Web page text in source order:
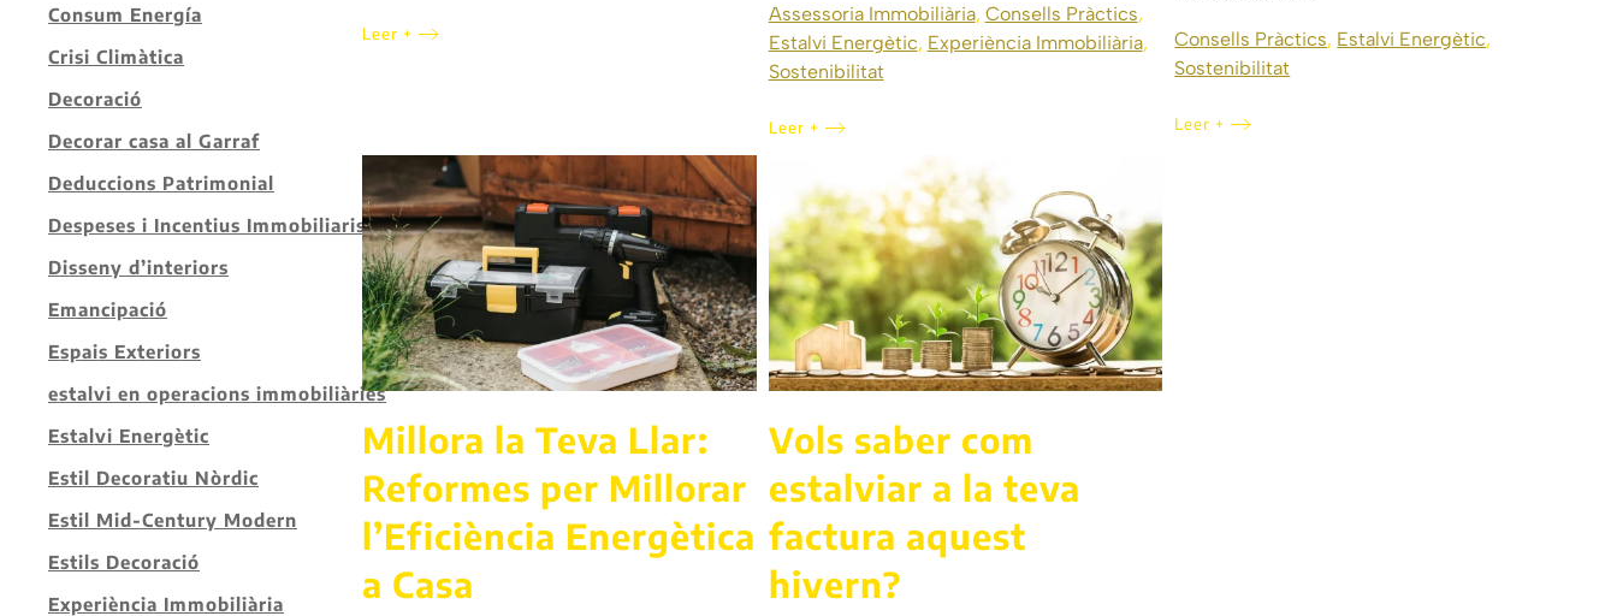
Consum Energía
Crisi Climàtica
Decoració
Decorar casa al Garraf
Deduccions Patrimonial
Despeses i Incentius Immobiliaris
Disseny d’interiors
Emancipació
Espais Exteriors
estalvi en operacions immobiliàries
Estalvi Energètic
Estil Decoratiu Nòrdic
Estil Mid-Century Modern
Estils Decoració
Experiència Immobiliària
Leer +
Assessoria Immobiliària, Consells Pràctics,
Estalvi Energètic, Experiència Immobiliària,
Sostenibilitat
Leer +
Consells Pràctics, Estalvi Energètic,
Sostenibilitat
Leer +
Millora la Teva Llar:
Reformes per Millorar
l’Eficiència Energètica
a Casa
Vols saber com
estalviar a la teva
factura aquest
hivern?